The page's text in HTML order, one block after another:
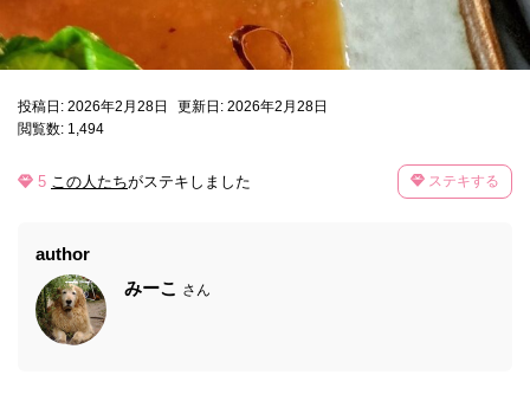
投稿日: 2026年2月28日
更新日: 2026年2月28日
閲覧数: 1,494
5 この人たちがステキしました ステキする
author
みーこ さん